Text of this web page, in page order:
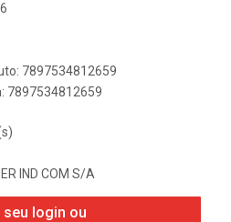
7897534812659
7897534812659
IND COM S/A
seu login ou